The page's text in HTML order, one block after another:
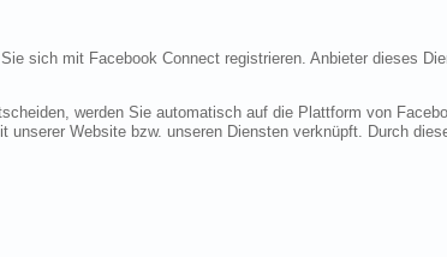
sich mit Facebook Connect registrieren. Anbieter dieses
werden Sie automatisch auf die Plattform von
unserer Website bzw. unseren Diensten verknüpft. Durch